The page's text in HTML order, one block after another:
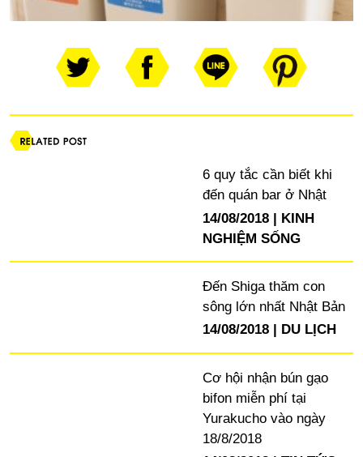
6 quy tắc cần biết khi
đến quán bar ở Nhật
14/08/2018
KINH
NGHIỆM SỐNG
Đến Shiga thăm con
sông lớn nhất Nhật Bản
14/08/2018
DU LỊCH
Cơ hội nhận bún gạo
bifon miễn phí tại
Yurakucho vào ngày
18/8/2018